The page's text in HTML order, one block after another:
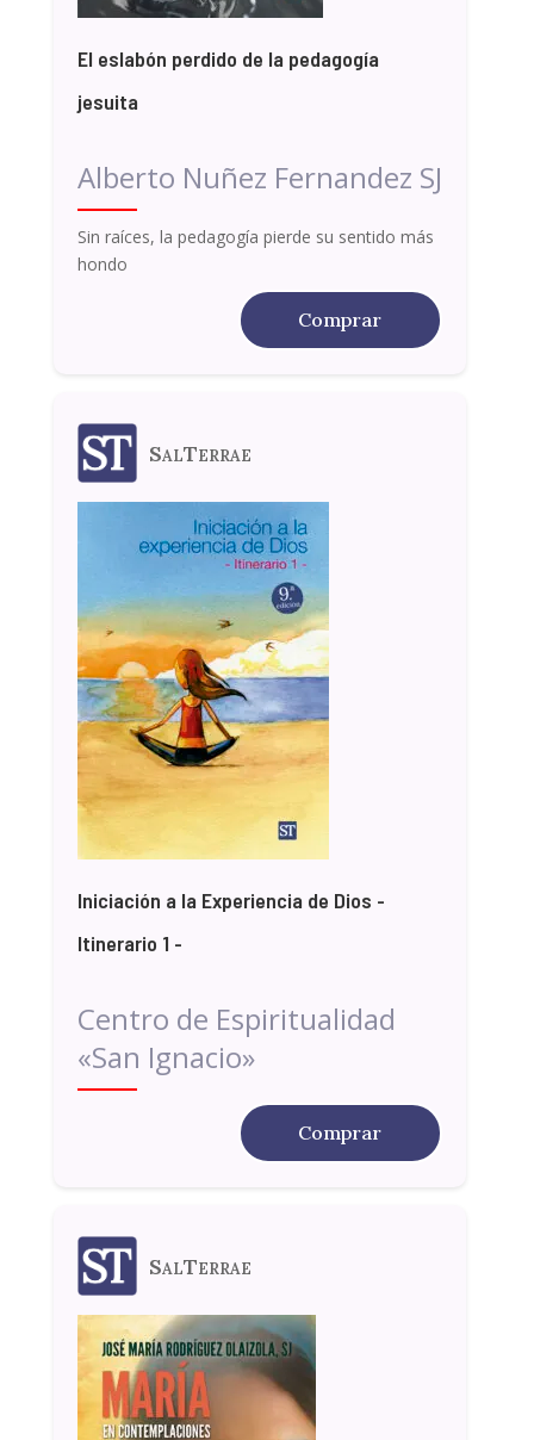
El eslabón perdido de la pedagogía
jesuita
Alberto Nuñez Fernandez SJ
Sin raíces, la pedagogía pierde su sentido más
hondo
Comprar
SalTerrae
Iniciación a la Experiencia de Dios -
Itinerario 1 -
Centro de Espiritualidad
«San Ignacio»
Comprar
SalTerrae